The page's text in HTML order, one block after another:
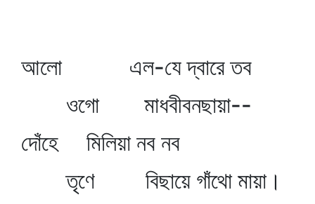
আলো এল-যে দ্বারে তব
ওগো মাধবীবনছায়া--
দোঁহে মিলিয়া নব নব
তৃণে বিছায়ে গাঁথো মায়া।